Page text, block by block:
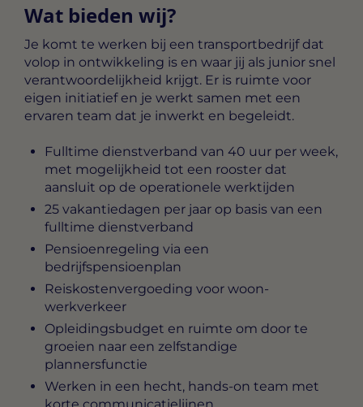
Wat bieden wij?
Je komt te werken bij een transportbedrijf dat
volop in ontwikkeling is en waar jij als junior snel
verantwoordelijkheid krijgt. Er is ruimte voor
eigen initiatief en je werkt samen met een
ervaren team dat je inwerkt en begeleidt.
Fulltime dienstverband van 40 uur per week,
met mogelijkheid tot een rooster dat
aansluit op de operationele werktijden
25 vakantiedagen per jaar op basis van een
fulltime dienstverband
Pensioenregeling via een
bedrijfspensioenplan
Reiskostenvergoeding voor woon-
werkverkeer
Opleidingsbudget en ruimte om door te
groeien naar een zelfstandige
plannersfunctie
Werken in een hecht, hands-on team met